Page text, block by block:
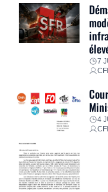
7
4